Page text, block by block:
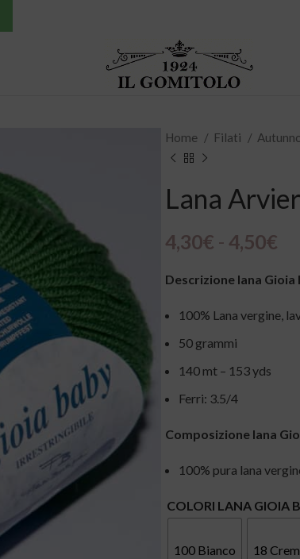
Home Filati
Lana
4,30€ - 4,50€
Descrizione lana Gioia
100% Lana vergine,
50 grammi
140 mt – 153 yds
Ferri: 3.5/4
Composizione lana
100% pura lana
COLORI LANA GIOIA
100 Bianco 18